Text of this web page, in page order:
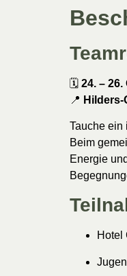
🗓️ 24. –
📍
Tauche ein
Beim
Energie
Hotel